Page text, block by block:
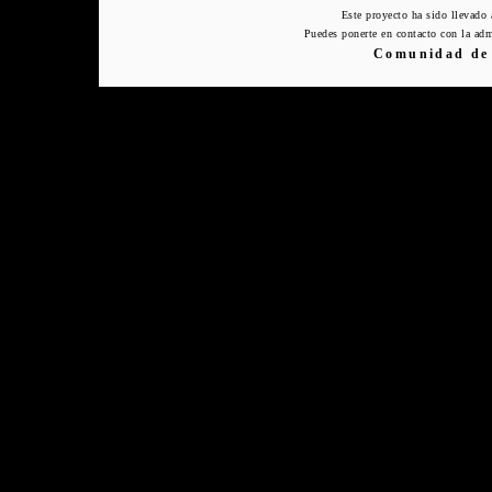
Este proyecto ha sido
Puedes ponerte en contacto con la
Comunidad